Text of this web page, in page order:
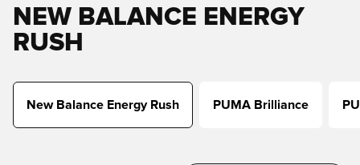
NEW BALANCE ENERGY
RUSH
New Balance Energy Rush PUMA Brilliance